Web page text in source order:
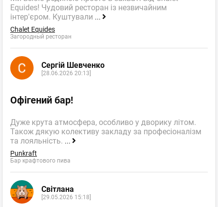
Equides! Чудовий ресторан із незвичайним
інтер'єром. Куштували ...
Chalet Equides
Загородный ресторан
Сергій Шевченко
[28.06.2026 20:13]
Офігений бар!
Дуже крута атмосфера, особливо у дворику літом.
Також дякую колективу закладу за професіоналізм
та лояльність. ...
Punkraft
Бар крафтового пива
Світлана
[29.05.2026 15:18]